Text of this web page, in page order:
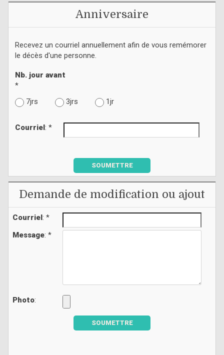
Anniversaire
Recevez un courriel annuellement afin de vous remémorer
le décès d'une personne.
Nb. jour avant
*
7jrs
3jrs 1jr
Courriel : *
SOUMETTRE
Demande de modification ou ajout
Courriel: *
Message: *
Photo:
SOUMETTRE